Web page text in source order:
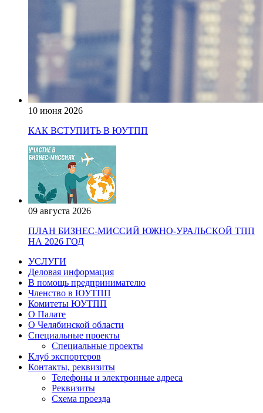
10 июня 2026
КАК ВСТУПИТЬ В ЮУТПП
09 августа 2026
ПЛАН БИЗНЕС-МИССИЙ ЮЖНО-УРАЛЬСКОЙ ТПП
НА 2026 ГОД
УСЛУГИ
Деловая информация
В помощь предпринимателю
Членство в ЮУТПП
Комитеты ЮУТПП
О Палате
О Челябинской области
Специальные проекты
Специальные проекты
Клуб экспортеров
Контакты, реквизиты
Телефоны и электронные адреса
Реквизиты
Схема проезда